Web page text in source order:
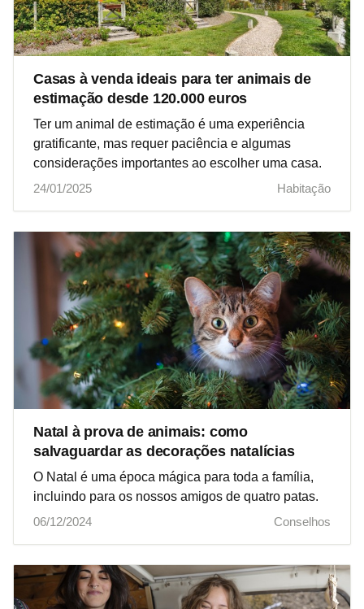
Casas à venda ideais para ter animais de
estimação desde 120.000 euros
Ter um animal de estimação é uma experiência
gratificante, mas requer paciência e algumas
considerações importantes ao escolher uma casa.
24/01/2025
Habitação
Natal à prova de animais: como
salvaguardar as decorações natalícias
O Natal é uma época mágica para toda a família,
incluindo para os nossos amigos de quatro patas.
06/12/2024
Conselhos